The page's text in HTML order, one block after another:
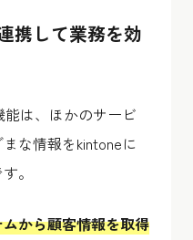
携して業務を効
は、ほかのサービ
な情報をkintoneに
。
から顧客情報を取得